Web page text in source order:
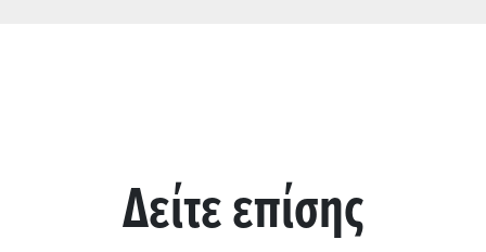
Δείτε επίσης